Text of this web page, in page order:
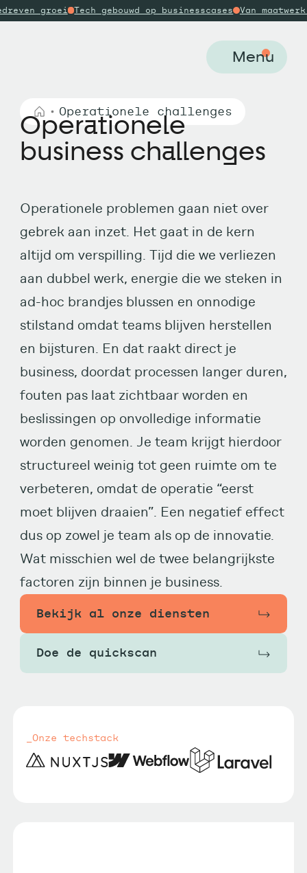
gebouwd op businesscases Van maatwerk tot no-code
Menu
Operationele challenges
Operationele
business challenges
Operationele problemen gaan niet over
gebrek aan inzet. Het gaat in de kern
altijd om verspilling. Tijd die we verliezen
aan dubbel werk, energie die we steken in
ad-hoc brandjes blussen en onnodige
stilstand omdat teams blijven herstellen
en bijsturen. En dat raakt direct je
business, doordat processen langer duren,
fouten pas laat zichtbaar worden en
beslissingen op onvolledige informatie
worden genomen. Je team krijgt hierdoor
structureel weinig tot geen ruimte om te
verbeteren, omdat de operatie “eerst
moet blijven draaien”. Een negatief effect
dus op zowel je team als op de innovatie.
Wat misschien wel de twee belangrijkste
factoren zijn binnen je business.
Bekijk al onze diensten
Doe de quickscan
_Onze techstack